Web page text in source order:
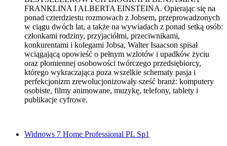
FRANKLINA I ALBERTA EINSTEINA. Opierając się na
ponad czterdziestu rozmowach z Jobsem, przeprowadzonych
w ciągu dwóch lat, a także na wywiadach z ponad setką osób:
członkami rodziny, przyjaciółmi, przeciwnikami,
konkurentami i kolegami Jobsa, Walter Isaacson spisał
wciągającą opowieść o pełnym wzlotów i upadków życiu
oraz płomiennej osobowości twórczego przedsiębiorcy,
którego wykraczająca poza wszelkie schematy pasja i
perfekcjonizm zrewolucjonizowały sześć branż: komputery
osobiste, filmy animowane, muzykę, telefony, tablety i
publikacje cyfrowe.
Widnows 7 Home Professional PL Sp1